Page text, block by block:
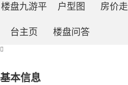
楼盘九游平
台主页
户型图 房价
楼盘问答

基本信息